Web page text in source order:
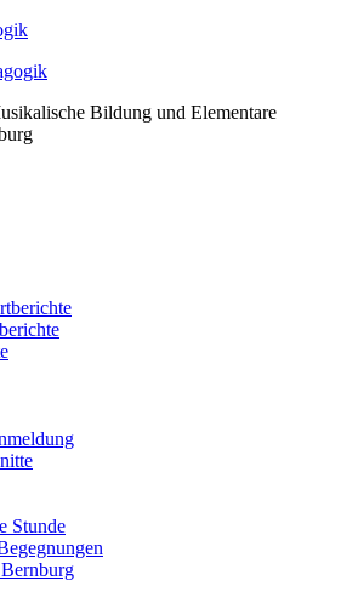
Bildung und Elementare
Stunde